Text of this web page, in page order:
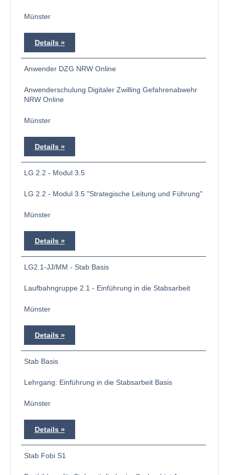
Münster
Details
Anwender DZG NRW Online
Anwenderschulung Digitaler Zwilling Gefahrenabwehr
NRW Online
Münster
Details
LG 2.2 - Modul 3.5
LG 2.2 - Modul 3.5 "Strategische Leitung und Führung"
Münster
Details
LG2.1-JJ/MM - Stab Basis
Laufbahngruppe 2.1 - Einführung in die Stabsarbeit
Münster
Details
Stab Basis
Lehrgang: Einführung in die Stabsarbeit Basis
Münster
Details
Stab Fobi S1